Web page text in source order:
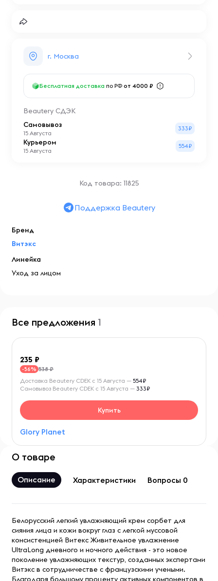
г. Москва
Бесплатная доставка по РФ от 4000 ₽
Beautery СДЭК
Самовывоз
15 Августа
333₽
Курьером
15 Августа
554₽
Код товара: 11825
Поддержка Beautery
Бренд
Витэкс
Линейка
Уход за лицом
Все предложения 1
235
-56% 538 ₽
Glory Planet
Доставка Beautery CDEK с 15 Августа — 554₽
Самовывоз Beautery CDEK с 15 Августа — 333₽
Купить
О товаре
Описание Характеристики Вопросы 0
Белорусский легкий увлажняющий крем сорбет для
сияния лица и кожи вокруг глаз с легкой муссовой
консистенцией Витекс Живительное увлажнение
UltraLong дневного и ночного действия - это новое
поколение увлажняющих текстур, созданных экспертами
Витэкс в сотрудничестве с французскими учеными.
Благодаря большому проценту активных компонентов в